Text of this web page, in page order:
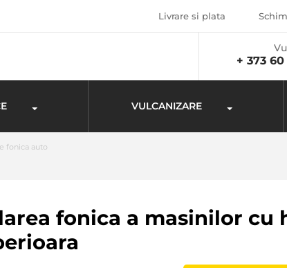
Livrare si plata
+ 373
VULCANIZARE
fonica auto
fonica a masinilor